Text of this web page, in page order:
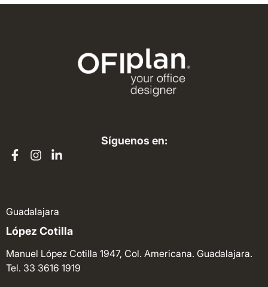
Síguenos en:
Guadalajara
López Cotilla
Manuel López Cotilla 1947, Col. Americana. Guadalajara.
Tel. 33 3616 1919